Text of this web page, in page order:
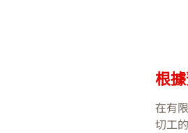
根
在有
切工